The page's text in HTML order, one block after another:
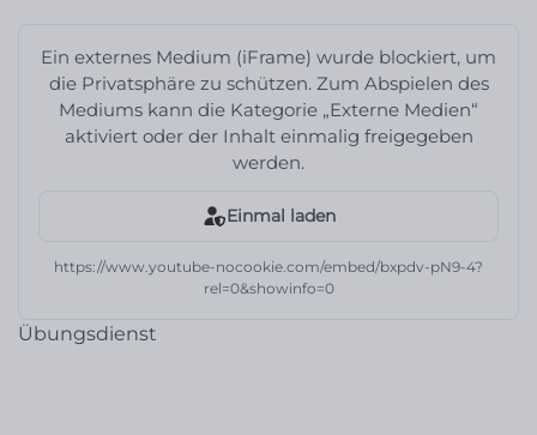
Ein externes Medium (iFrame) wurde blockiert, um
die Privatsphäre zu schützen. Zum Abspielen des
Mediums kann die Kategorie „Externe Medien“
aktiviert oder der Inhalt einmalig freigegeben
werden.
Einmal laden
https://www.youtube-nocookie.com/embed/bxpdv-pN9-4?
rel=0&showinfo=0
Übungsdienst